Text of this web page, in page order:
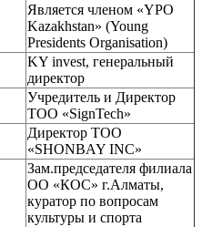
Является членом «YPO
Kazakhstan» (Young
Presidents Organisation)
KY invest, генеральный
директор
Учредитель и Директор
ТОО «SignTech»
Директор ТОО
«SHONBAY INC»
Зам.председателя филиала
ОО «КОС» г.Алматы,
куратор по вопросам
культуры и спорта